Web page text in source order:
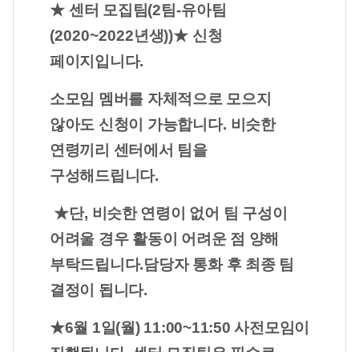
★ 센터 모집팀(2팀-유아팀
(2020~2022년생))★ 신청
페이지입니다.
소모임 멤버를 자체적으로 모으지
않아도 신청이 가능합니다. 비슷한
연령끼리 센터에서 팀을
구성해드립니다.
★단, 비슷한 연령이 없어 팀 구성이
어려울 경우 활동이 어려운 점 양해
부탁드립니다.담당자 통화 후 최종 팀
결정이 됩니다.
★6월 1일(월) 11:00~11:50 사전모임이